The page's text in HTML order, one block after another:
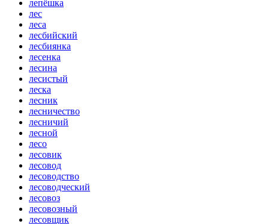
лепёшка
лес
леса
лесбийский
лесбиянка
лесенка
лесина
лесистый
леска
лесник
лесничество
лесничий
лесной
лесо
лесовик
лесовод
лесоводство
лесоводческий
лесовоз
лесовозный
лесовщик